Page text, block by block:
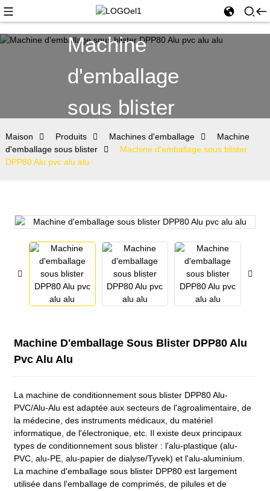
Machine
d'emballage
sous blister
Maison Produits Machines d'emballage
Machine
d'emballage sous blister
Machine d'emballage sous blister
DPP80 Alu pvc alu alu
Machine D'emballage Sous Blister DPP80 Alu
Pvc Alu Alu
La machine de conditionnement sous blister DPP80 Alu-
PVC/Alu-Alu est adaptée aux secteurs de l'agroalimentaire, de
la médecine, des instruments médicaux, du matériel
informatique, de l'électronique, etc. Il existe deux principaux
types de conditionnement sous blister : l'alu-plastique (alu-
PVC, alu-PE, alu-papier de dialyse/Tyvek) et l'alu-aluminium.
La machine d'emballage sous blister DPP80 est largement
utilisée dans l'emballage de comprimés, de pilules et de